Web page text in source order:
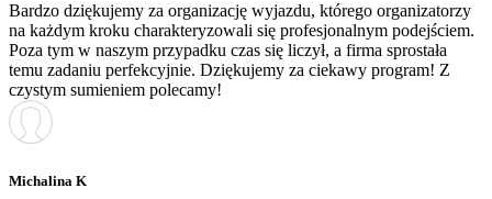
Bardzo dziękujemy za organizację wyjazdu, którego organizatorzy
na każdym kroku charakteryzowali się profesjonalnym podejściem.
Poza tym w naszym przypadku czas się liczył, a firma sprostała
temu zadaniu perfekcyjnie. Dziękujemy za ciekawy program! Z
czystym sumieniem polecamy!
Michalina K